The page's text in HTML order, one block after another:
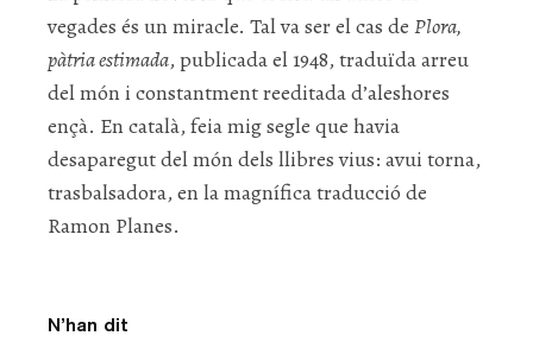
vegades és un miracle. Tal va ser el cas de Plora,
pàtria estimada, publicada el 1948, traduïda arreu
del món i constantment reeditada d’aleshores
ençà. En català, feia mig segle que havia
desaparegut del món dels llibres vius: avui torna,
trasbalsadora, en la magnífica traducció de
Ramon Planes.
N’han dit